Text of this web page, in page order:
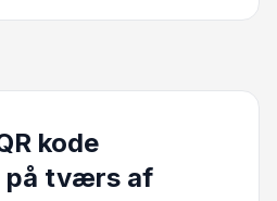
kode
på tværs af